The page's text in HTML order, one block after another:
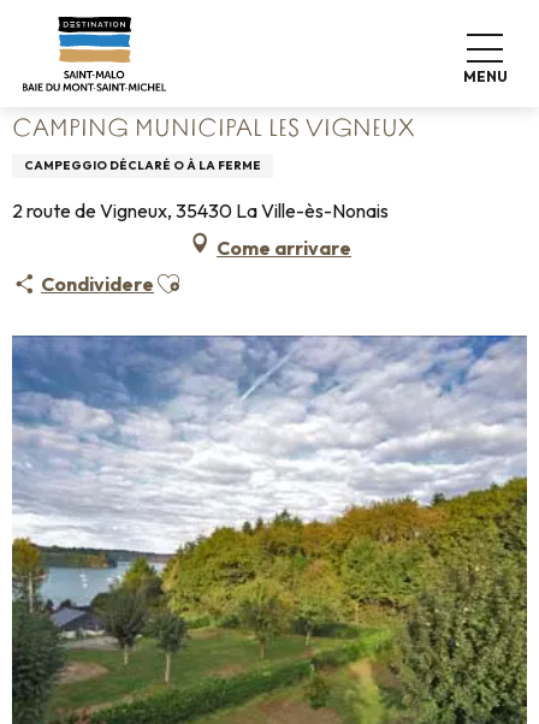
contenu
MENU
Home Fate le valigie
Campeggi
Camping Municipal Les Vigneux
CAMPING MUNICIPAL LES VIGNEUX
CAMPEGGIO DÉCLARÉ O À LA FERME
2 route de Vigneux, 35430 La Ville-ès-Nonais
Come arrivare
Condividere Ajouter aux favoris